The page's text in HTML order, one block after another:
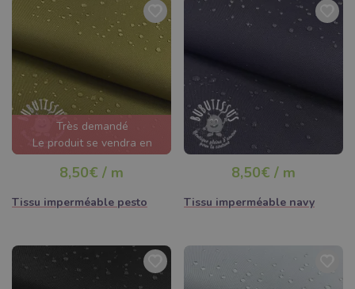
Très demandé
Le produit se vendra en
quelques heures
8,50€ / m
Tissu imperméable pesto
8,50€ / m
Tissu imperméable navy